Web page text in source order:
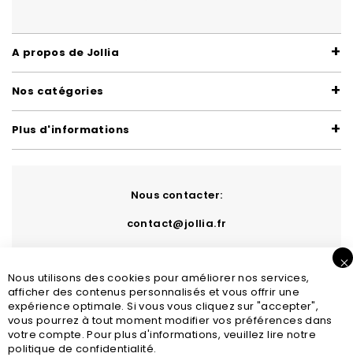
A propos de Jollia
Nos catégories
Plus d'informations
Nous contacter:
contact@jollia.fr
Nous utilisons des cookies pour améliorer nos services,
afficher des contenus personnalisés et vous offrir une
expérience optimale. Si vous vous cliquez sur "accepter",
vous pourrez à tout moment modifier vos préférences dans
votre compte. Pour plus d'informations, veuillez lire notre
politique de confidentialité.